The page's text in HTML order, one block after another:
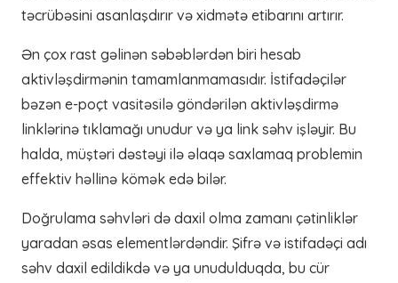
təcrübəsini asanlaşdırır və xidmətə etibarını artırır.
Ən çox rast gəlinən səbəblərdən biri hesab
aktivləşdirmənin tamamlanmamasıdır. İstifadəçilər
bəzən e-poçt vasitəsilə göndərilən aktivləşdirmə
linklərinə tıklamağı unudur və ya link səhv işləyir. Bu
halda, müştəri dəstəyi ilə əlaqə saxlamaq problemin
effektiv həllinə kömək edə bilər.
Doğrulama səhvləri də daxil olma zamanı çətinliklər
yaradan əsas elementlərdəndir. Şifrə və istifadəçi adı
səhv daxil edildikdə və ya unudulduqda, bu cür